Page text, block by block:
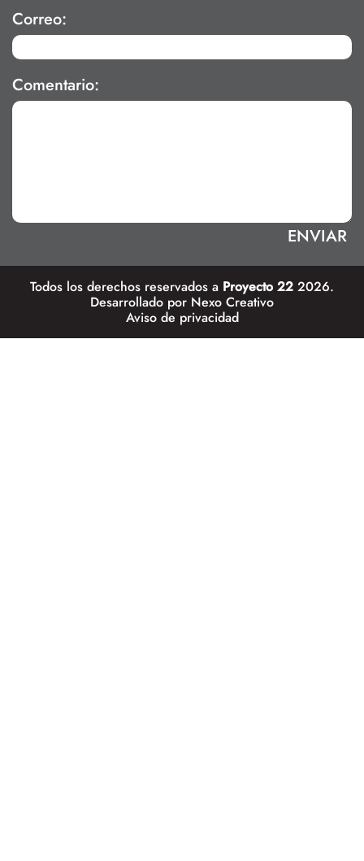
Correo:
Comentario:
Todos los derechos reservados a Proyecto 22 2026.
Desarrollado por Nexo Creativo
Aviso de privacidad